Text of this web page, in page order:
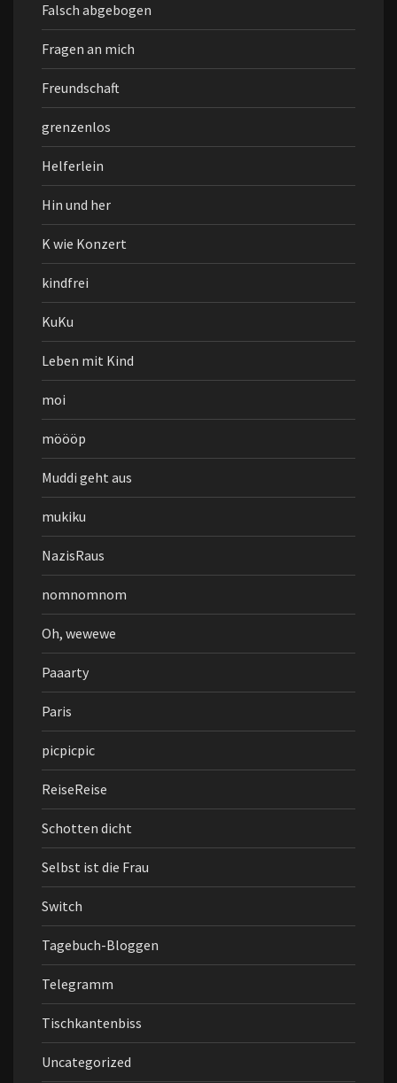
Falsch abgebogen
Fragen an mich
Freundschaft
grenzenlos
Helferlein
Hin und her
K wie Konzert
kindfrei
KuKu
Leben mit Kind
moi
möööp
Muddi geht aus
mukiku
NazisRaus
nomnomnom
Oh, wewewe
Paaarty
Paris
picpicpic
ReiseReise
Schotten dicht
Selbst ist die Frau
Switch
Tagebuch-Bloggen
Telegramm
Tischkantenbiss
Uncategorized